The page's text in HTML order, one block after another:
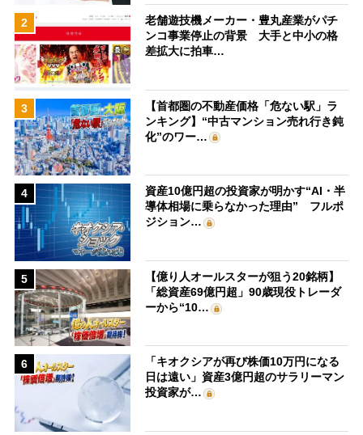
2
老舗遊技機メーカー・豊丸産業がパチ
ンコ事業停止の背景 大手と中小の格
差拡大に拍車…
3
【首都圏の不動産価格「危ない駅」ラ
ンキング】“中古マンション売れ行き鈍
化”のワー…
4
資産10億円超の投資家が明かす“AI・半
導体相場に乗らなかった理由” フルポ
ジション…
5
【億り人オールスターが狙う20銘柄】
「総資産69億円超」90歳現役トレーダ
ーから“10…
6
「キオクシアが再び株価10万円になる
日は遠い」資産3億円超のサラリーマン
投資家が…